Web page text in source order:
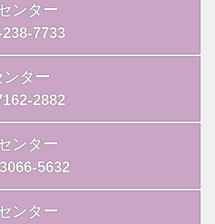
ンター
7733
ンター
2882
ンター
5632
ンター